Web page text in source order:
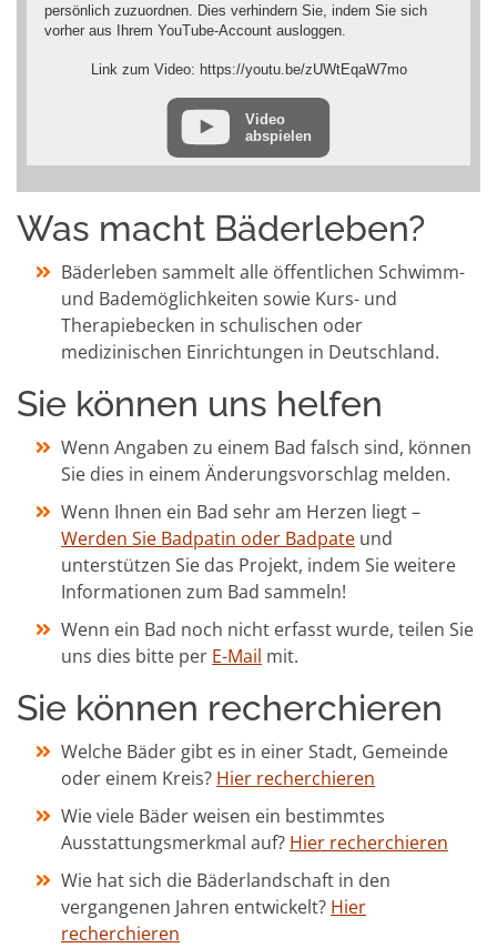
persönlich zuzuordnen. Dies verhindern Sie, indem Sie sich
vorher aus Ihrem YouTube-Account ausloggen.
Wird ein YouTube-Video gestartet, setzt der Anbieter Cookies
Wer das Speichern von Cookies für das Google-Ads-Programm
deaktiviert hat, wird auch beim Anschauen von YouTube-
Videos mit keinen solchen Cookies rechnen müssen. YouTube
müssen Sie das Speichern von Cookies im Browser blockieren.
Sie in der Datenschutzerklärung des Anbieters unter:
https://www.google.de/intl/de/policies/privacy/
Link zum Video: https://youtu.be/zUWtEqaW7mo
Video
abspielen
Was macht Bäderleben?
Bäderleben sammelt alle öffentlichen Schwimm-
und Bademöglichkeiten sowie Kurs- und
Therapiebecken in schulischen oder
medizinischen Einrichtungen in Deutschland.
Sie können uns helfen
Wenn Angaben zu einem Bad falsch sind, können
Sie dies in einem Änderungsvorschlag melden.
Wenn Ihnen ein Bad sehr am Herzen liegt –
Werden Sie Badpatin oder Badpate und
unterstützen Sie das Projekt, indem Sie weitere
Informationen zum Bad sammeln!
Wenn ein Bad noch nicht erfasst wurde, teilen Sie
uns dies bitte per E-Mail mit.
Sie können recherchieren
Welche Bäder gibt es in einer Stadt, Gemeinde
oder einem Kreis? Hier recherchieren
Wie viele Bäder weisen ein bestimmtes
Ausstattungsmerkmal auf? Hier recherchieren
Wie hat sich die Bäderlandschaft in den
vergangenen Jahren entwickelt? Hier
recherchieren